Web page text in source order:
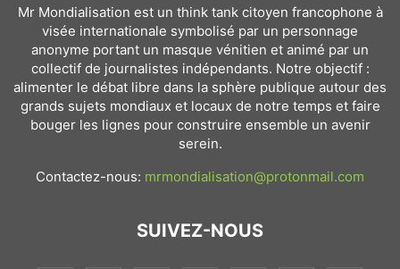
Mr Mondialisation est un think tank citoyen francophone à
visée internationale symbolisé par un personnage
anonyme portant un masque vénitien et animé par un
collectif de journalistes indépendants. Notre objectif :
alimenter le débat libre dans la sphère publique autour des
grands sujets mondiaux et locaux de notre temps et faire
bouger les lignes pour construire ensemble un avenir
serein.
Contactez-nous: mrmondialisation@protonmail.com
SUIVEZ-NOUS